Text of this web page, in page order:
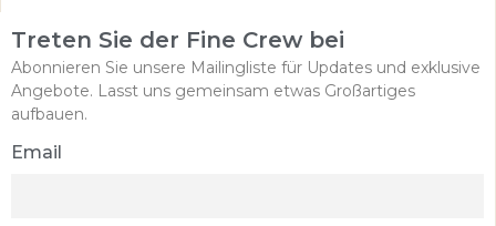
Treten Sie der Fine Crew bei
Abonnieren Sie unsere Mailingliste für Updates und exklusive
Angebote. Lasst uns gemeinsam etwas Großartiges
aufbauen.
Email